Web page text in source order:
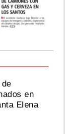
en
Elena